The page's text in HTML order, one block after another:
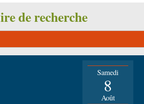
de recherche
Samedi
8
Août